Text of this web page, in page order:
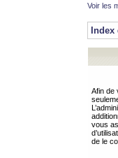
Voir les
Afin de
vous
de le